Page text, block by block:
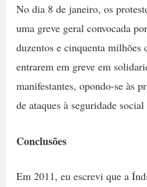
No dia 8 de janeiro, os
uma greve geral convocada
duzentos e cinquenta milhões
entrarem em greve em
manifestantes, opondo-se às
de ataques à seguridade
Conclusões
Em 2011, eu escrevi que a